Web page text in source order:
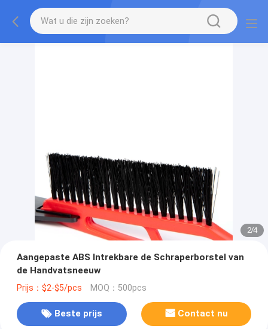
2/4
Aangepaste ABS Intrekbare de Schraperborstel van
de Handvatsneeuw
Prijs：$2-$5/pcs MOQ：500pcs
Beste prijs Contact nu